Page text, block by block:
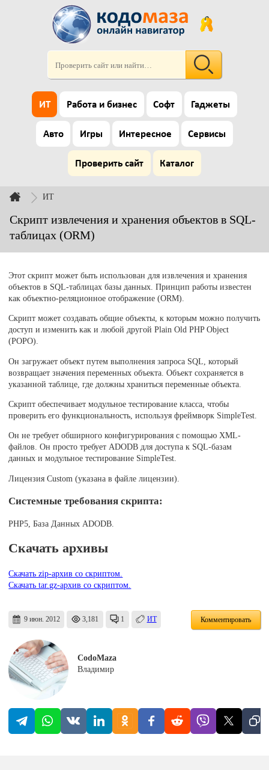
ИТ Работа и бизнес Софт Гаджеты
Авто Игры Интересное Сервисы
Проверить сайт Каталог
ИТ
Скрипт извлечения и хранения объектов в SQL-
таблицах (ORM)
Этот скрипт может быть использован для извлечения и хранения
объектов в SQL-таблицах базы данных. Принцип работы известен
как объектно-реляционное отображение (ORM).
Скрипт может создавать общие объекты, к которым можно получить
доступ и изменить как и любой другой Plain Old PHP Object
(POPO).
Он загружает объект путем выполнения запроса SQL, который
возвращает значения переменных объекта. Объект сохраняется в
указанной таблице, где должны храниться переменные объекта.
Скрипт обеспечивает модульное тестирование класса, чтобы
проверить его функциональность, используя фреймворк SimpleTest.
Он не требует обширного конфигурирования с помощью XML-
файлов. Он просто требует ADODB для доступа к SQL-базам
данных и модульное тестирование SimpleTest.
Лицензия Custom (указана в файле лицензии).
Системные требования скрипта:
PHP5, База Данных ADODB.
Скачать архивы
Скачать zip-архив со скриптом.
Скачать tar.gz-архив со скриптом.
9 июн. 2012 3,181 1 ИТ Комментировать
CodoMaza
Владимир